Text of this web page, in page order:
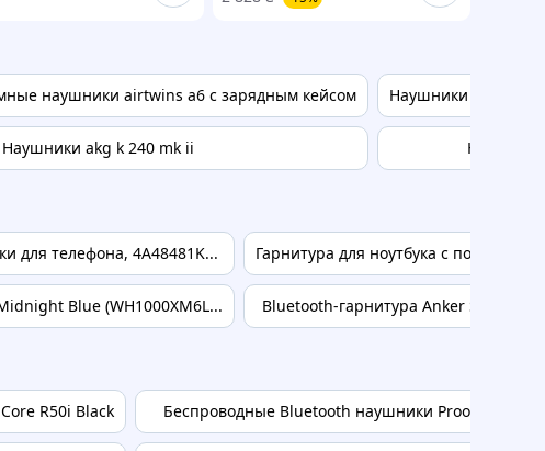
наушники airtwins a6 с зарядным кейсом
Наушники akg k 240 mk ii
Наушники
для телефона, 4A48481K...
Blue (WH1000XM6L...
Гарнитура для ноутбука с
Bluetooth-гарнитура Anker
R50i Black Беспроводные Bluetooth наушники Proove 70's